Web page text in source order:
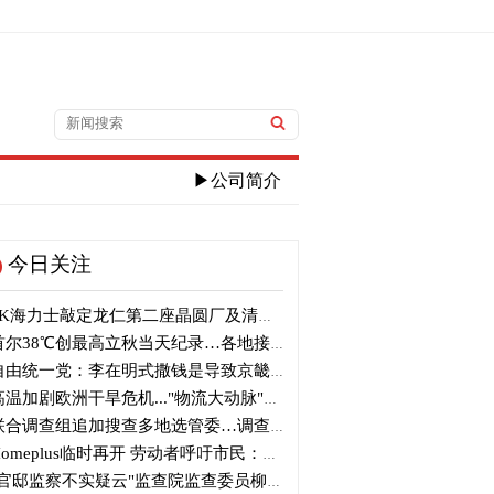
▶公司简介
今日关注
力士敲定龙仁第二座晶圆厂及清州M17投资
38℃创最高立秋当天纪录…各地接连刷新高温纪录
统一党：李在明式撒钱是导致京畿道财政破产的罪魁祸首
加剧欧洲干旱危机..."物流大动脉"莱茵河水位创历史新低
调查组追加搜查多地选管委…调查“篡改统计数据”事件
临时再开 劳动者呼吁市民：请多光临
监察不实疑云"监查院监查委员柳炳浩被批捕起诉